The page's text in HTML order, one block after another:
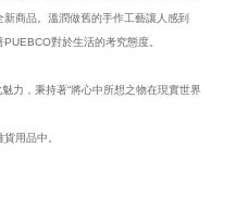
商品。溫潤做舊的手作工藝讓人感到
對於生活的考究態度。
力，秉持著“將心中所想之物在現實世界
用品中。